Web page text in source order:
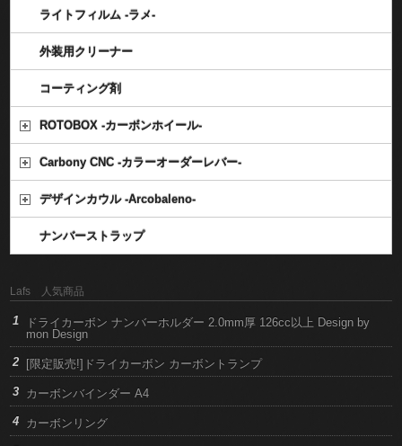
ライトフィルム -ラメ-
外装用クリーナー
コーティング剤
ROTOBOX -カーボンホイール-
Carbony CNC -カラーオーダーレバー-
デザインカウル -Arcobaleno-
ナンバーストラップ
Lafs 人気商品
ドライカーボン ナンバーホルダー 2.0mm厚 126cc以上 Design by
mon Design
[限定販売!]ドライカーボン カーボントランプ
カーボンバインダー A4
カーボンリング